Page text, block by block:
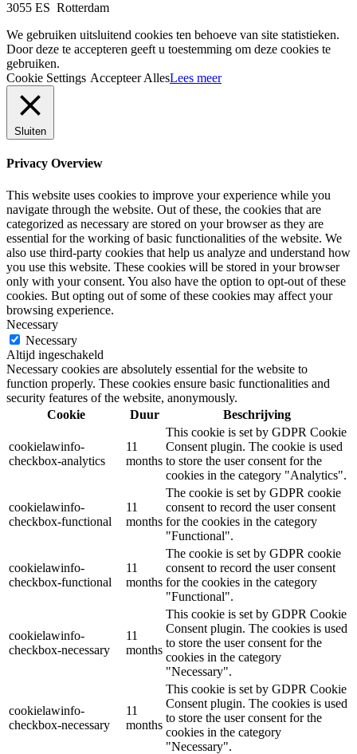
3055 ES Rotterdam
We gebruiken uitsluitend cookies ten behoeve van site statistieken.
Door deze te accepteren geeft u toestemming om deze cookies te
gebruiken.
Cookie Settings Accepteer AllesLees meer
Sluiten
Privacy Overview
This website uses cookies to improve your experience while you
navigate through the website. Out of these, the cookies that are
categorized as necessary are stored on your browser as they are
essential for the working of basic functionalities of the website. We
also use third-party cookies that help us analyze and understand how
you use this website. These cookies will be stored in your browser
only with your consent. You also have the option to opt-out of these
cookies. But opting out of some of these cookies may affect your
browsing experience.
Necessary
Necessary
Altijd ingeschakeld
Necessary cookies are absolutely essential for the website to
function properly. These cookies ensure basic functionalities and
security features of the website, anonymously.
Cookie
Duur Beschrijving
cookielawinfo-
checkbox-analytics
11
months
This cookie is set by GDPR Cookie
Consent plugin. The cookie is used
to store the user consent for the
cookies in the category "Analytics".
cookielawinfo-
checkbox-functional
11
months
The cookie is set by GDPR cookie
consent to record the user consent
for the cookies in the category
"Functional".
cookielawinfo-
checkbox-functional
11
months
The cookie is set by GDPR cookie
consent to record the user consent
for the cookies in the category
"Functional".
cookielawinfo-
checkbox-necessary
11
months
This cookie is set by GDPR Cookie
Consent plugin. The cookies is used
to store the user consent for the
cookies in the category
"Necessary".
cookielawinfo-
checkbox-necessary
11
months
This cookie is set by GDPR Cookie
Consent plugin. The cookies is used
to store the user consent for the
cookies in the category
"Necessary".